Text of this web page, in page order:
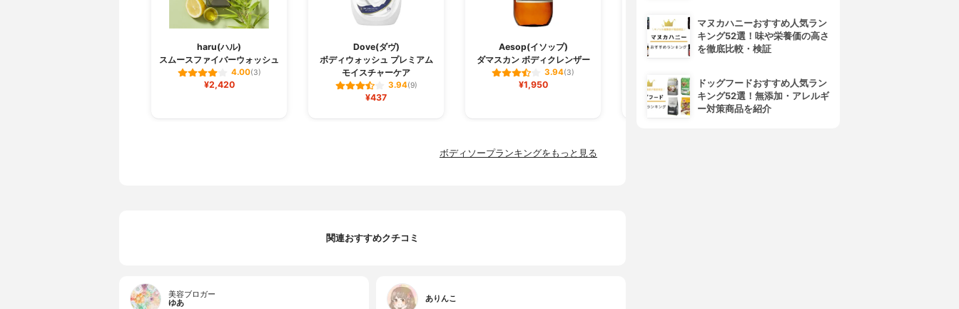
haru(ハル)
スムースファイバーウォッシュ
4.00(3)
¥2,420
Dove(ダヴ)
ボディウォッシュ プレミアム
モイスチャーケア
3.94(9)
¥437
Aesop(イソップ)
ダマスカン ボディクレンザー
3.94(3)
¥1,950
NIVEA(ニベア)
クリームケア ボディウォッシ
3.93(9)
¥473
ボディソープランキングをもっと見る
関連おすすめクチコミ
美容ブロガー
ゆあ
ありんこ
マヌカハニーおすすめ人気ラン
キング52選！味や栄養価の高さ
を徹底比較・検証
ドッグフードおすすめ人気ラン
キング52選！無添加・アレルギ
ー対策商品を紹介